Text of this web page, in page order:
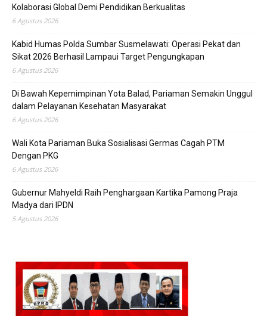
Kolaborasi Global Demi Pendidikan Berkualitas
6 Agustus 2026
Kabid Humas Polda Sumbar Susmelawati: Operasi Pekat dan
Sikat 2026 Berhasil Lampaui Target Pengungkapan
6 Agustus 2026
Di Bawah Kepemimpinan Yota Balad, Pariaman Semakin Unggul
dalam Pelayanan Kesehatan Masyarakat
6 Agustus 2026
Wali Kota Pariaman Buka Sosialisasi Germas Cagah PTM
Dengan PKG
6 Agustus 2026
Gubernur Mahyeldi Raih Penghargaan Kartika Pamong Praja
Madya dari IPDN
5 Agustus 2026